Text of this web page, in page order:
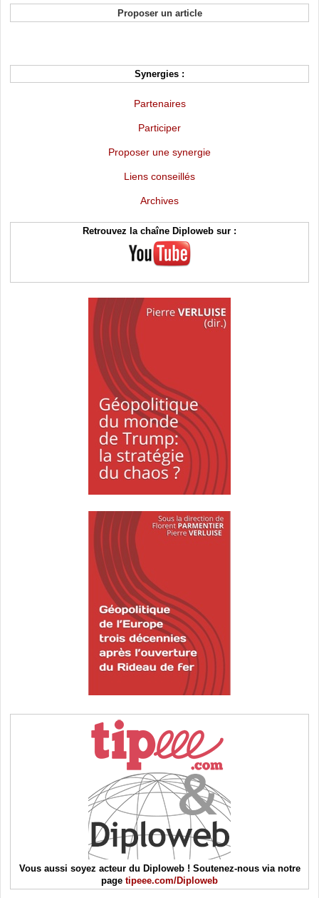
Proposer un article
Synergies :
Partenaires
Participer
Proposer une synergie
Liens conseillés
Archives
Retrouvez la chaîne Diploweb sur :
Vous aussi soyez acteur du Diploweb ! Soutenez-nous via notre
page tipeee.com/Diploweb